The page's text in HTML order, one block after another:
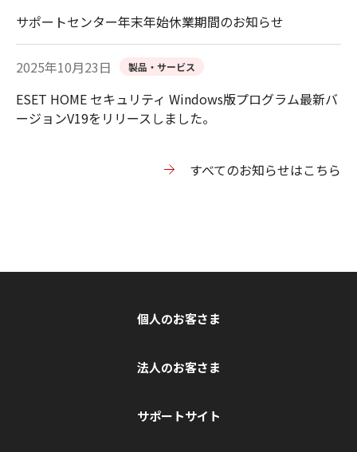
サポートセンター年末年始休業期間のお知らせ
2025年10月23日 製品・サービス
ESET HOME セキュリティ Windows版プログラム最新バ
ージョンV19をリリースしました。
すべてのお知らせはこちら
個人のお客さま
法人のお客さま
サポートサイト